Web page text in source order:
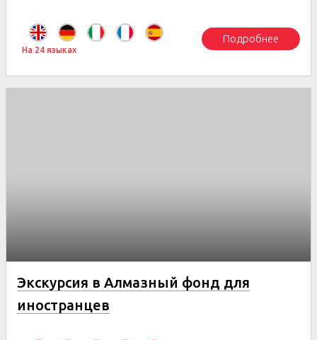
На 24 языках
Подробнее
Экскурсия в Алмазный фонд для
иностранцев